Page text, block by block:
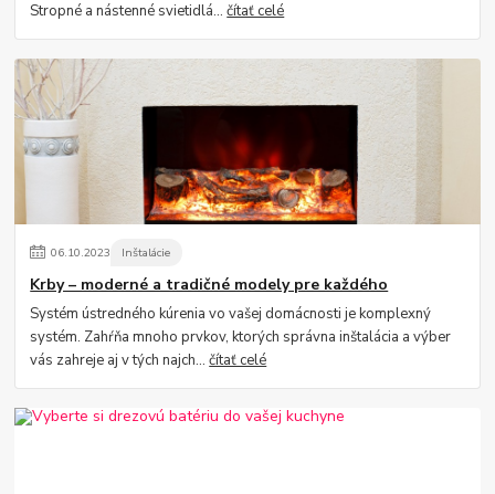
Stropné a nástenné svietidlá...čítať celé
06.10.2023 Inštalácie
Krby – moderné a tradičné modely pre každého
Systém ústredného kúrenia vo vašej domácnosti je komplexný
systém. Zahŕňa mnoho prvkov, ktorých správna inštalácia a výber
vás zahreje aj v tých najch...čítať celé